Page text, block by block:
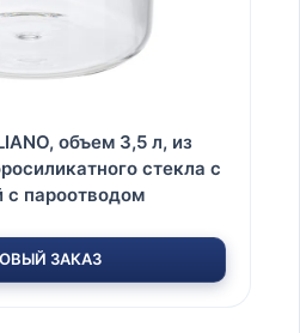
объем 3,5 л, из
стекла с
пароотводом
ЗАКАЗ